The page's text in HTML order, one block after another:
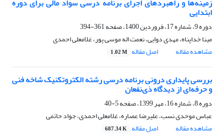
زمینه‌ها و راهبردهای اجرای برنامه درسی سواد مالی برای دوره
ابتدایی
دوره 9، شماره 17، فروردین 1400، صفحه
361-394
مینا خداپناه، مهدی دوایی، نعمت اله موسی پور، غلامعلی احمدی
مشاهده مقاله
اصل مقاله 1.02 M
بررسی پایداری درونی برنامه درسی رشته الکتروتکنیک شاخه فنی
و حرفه‌ای از دیدگاه ذی‌نفعان
دوره 8، شماره 16، مهر 1399، صفحه
5-40
عباس موحدی نسب، علیرضا عصاره، غلامعلی احمدی، جواد حاتمی
مشاهده مقاله
اصل مقاله 687.34 K